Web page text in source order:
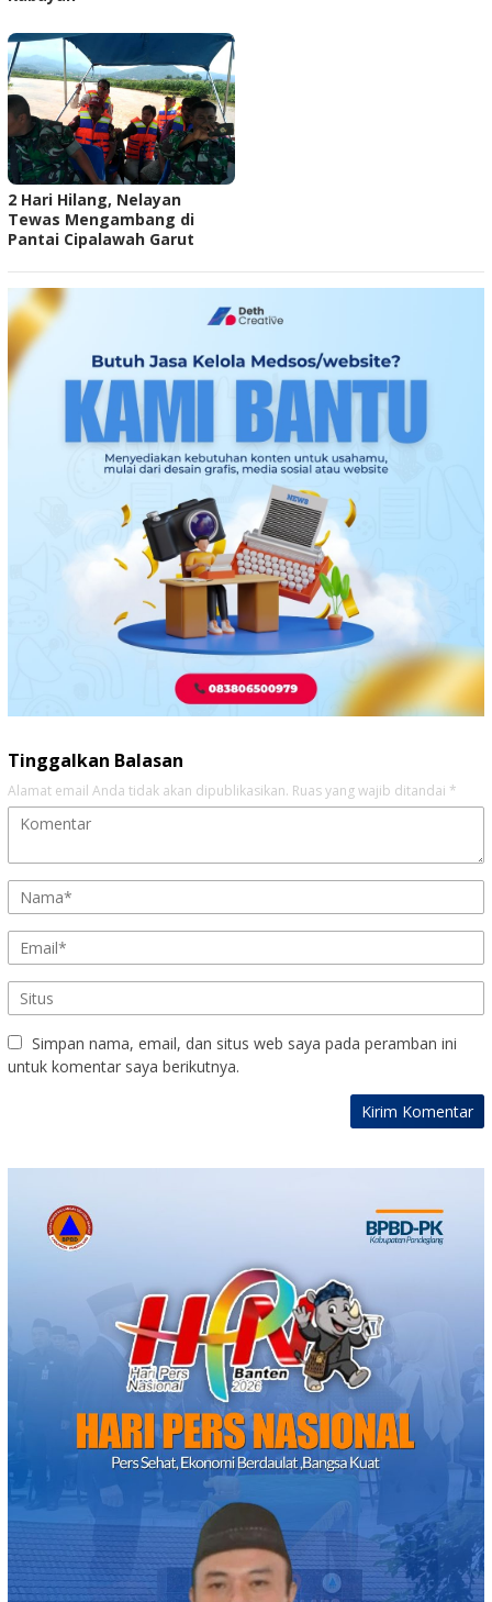
2 Hari Hilang, Nelayan
Tewas Mengambang di
Pantai Cipalawah Garut
Tinggalkan Balasan
Alamat email Anda tidak akan dipublikasikan. Ruas yang wajib ditandai *
Simpan nama, email, dan situs web saya pada peramban ini
untuk komentar saya berikutnya.